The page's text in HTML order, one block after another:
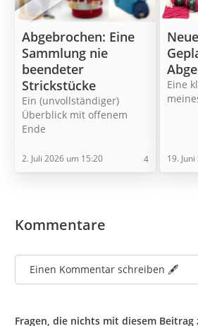
Abgebrochen: Eine
Sammlung nie
beendeter
Strickstücke
Ein (unvollständiger)
Überblick mit offenem
Ende
2. Juli 2026 um 15:20 4
Eine
19.
Kommentare
Einen Kommentar schreiben 🖋️
Fragen, die nichts mit diesem